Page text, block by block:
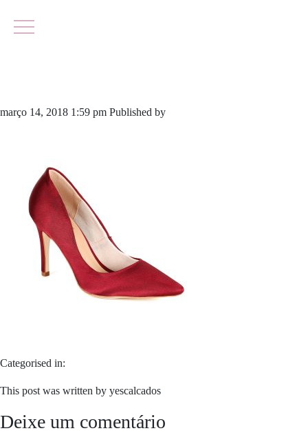
março 14, 2018 1:59 pm Published by
Categorised in:
This post was written by yescalcados
Deixe um comentário